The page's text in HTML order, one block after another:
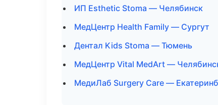
ИП Esthetic Stoma — Челябинск
МедЦентр Health Family — Сургут
Дентал Kids Stoma — Тюмень
МедЦентр Vital MedArt —
МедиЛаб Surgery Care —